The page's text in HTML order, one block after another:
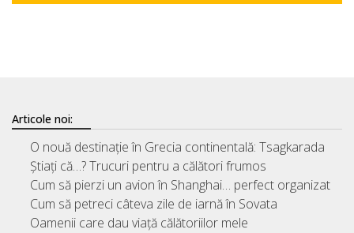
Articole noi:
O nouă destinație în Grecia continentală: Tsagkarada
Știați că…? Trucuri pentru a călători frumos
Cum să pierzi un avion în Shanghai… perfect organizat
Cum să petreci câteva zile de iarnă în Sovata
Oamenii care dau viață călătoriilor mele